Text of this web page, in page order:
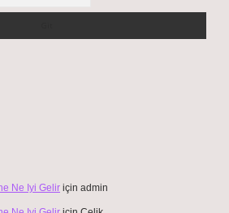
Ne Iyi Gelir için admin